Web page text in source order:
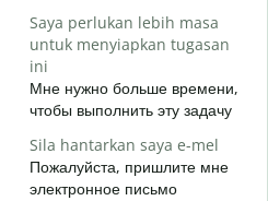
Saya perlukan lebih masa
untuk menyiapkan tugasan
ini
Мне нужно больше времени,
чтобы выполнить эту задачу
Sila hantarkan saya e-mel
Пожалуйста, пришлите мне
электронное письмо